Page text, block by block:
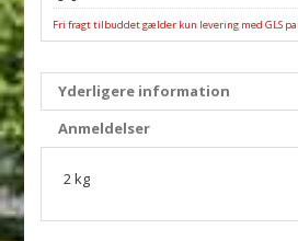
Fri fragt tilbuddet gælder kun levering med GLS
Yderligere information
Anmeldelser
2 kg